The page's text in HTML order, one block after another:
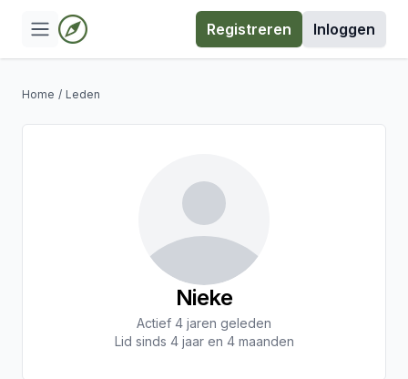
Registreren Inloggen
Home / Leden
Nieke
Actief 4 jaren geleden
Lid sinds 4 jaar en 4 maanden